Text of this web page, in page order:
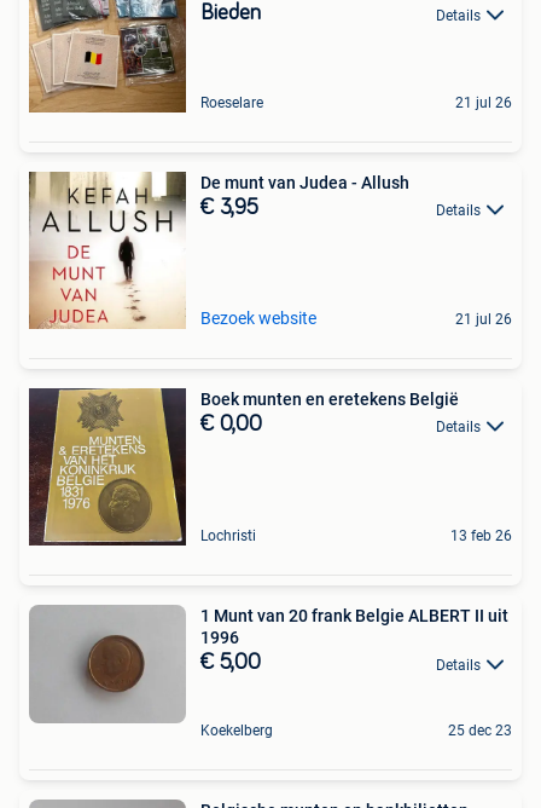
Bieden Details
Roeselare 21 jul 26
De munt van Judea - Allush
€ 3,95 Details
Bezoek website 21 jul 26
Boek munten en eretekens België
€ 0,00 Details
Lochristi 13 feb 26
1 Munt van 20 frank Belgie ALBERT II uit
1996
€ 5,00 Details
Koekelberg 25 dec 23